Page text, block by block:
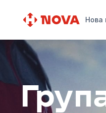
Нова